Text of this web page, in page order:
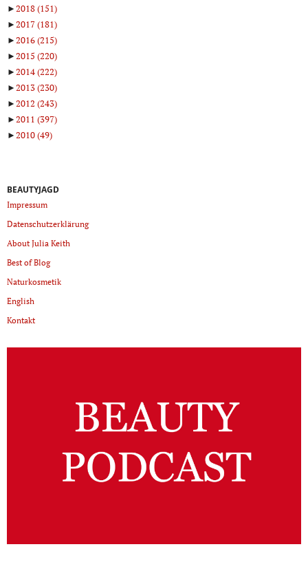
►2018(151)
►2017(181)
►2016(215)
►2015 (220)
►2014(222)
►2013(230)
►2012 (243)
►2011 (397)
►2010(49)
BEAUTYJAGD
Impressum
Datenschutzerklärung
About Julia Keith
Best of Blog
Naturkosmetik
English
Kontakt